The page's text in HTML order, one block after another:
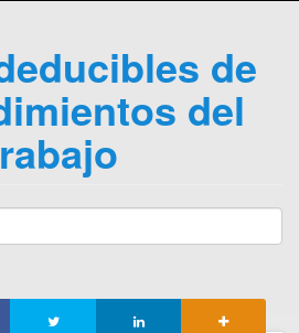
de
del